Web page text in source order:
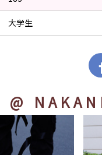
大学生
@